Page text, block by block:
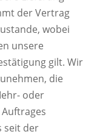
der Vertrag
wobei
unsere
gilt. Wir
die
oder
seit der